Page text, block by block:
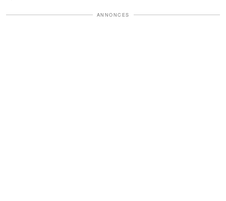
ANNONCES